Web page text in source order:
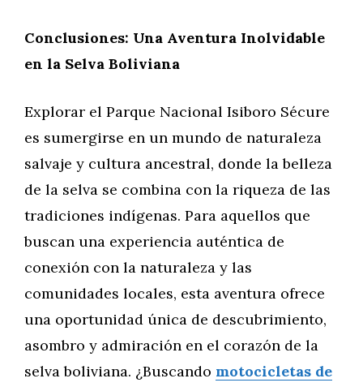
Conclusiones: Una Aventura Inolvidable
en la Selva Boliviana
Explorar el Parque Nacional Isiboro Sécure
es sumergirse en un mundo de naturaleza
salvaje y cultura ancestral, donde la belleza
de la selva se combina con la riqueza de las
tradiciones indígenas. Para aquellos que
buscan una experiencia auténtica de
conexión con la naturaleza y las
comunidades locales, esta aventura ofrece
una oportunidad única de descubrimiento,
asombro y admiración en el corazón de la
selva boliviana. ¿Buscando motocicletas de